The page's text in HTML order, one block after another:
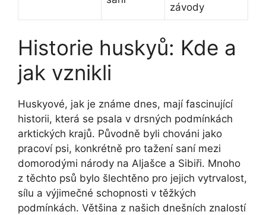
závody
Historie huskyů: Kde a
jak vznikli
Huskyové, jak je známe dnes, mají fascinující
historii, která se psala v drsných podmínkách
arktických krajů. Původně byli chováni jako
pracoví psi, konkrétně pro tažení saní mezi
domorodými národy na Aljašce a Sibiři. Mnoho
z těchto psů bylo šlechtěno pro jejich vytrvalost,
sílu a výjimečné schopnosti v těžkých
podmínkách. Většina z našich dnešních znalostí